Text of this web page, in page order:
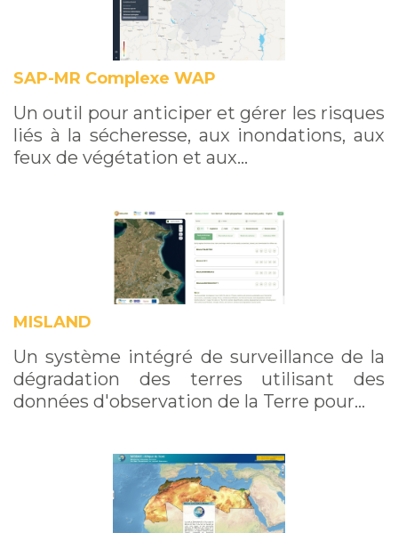
SAP-MR Complexe WAP
Un outil pour anticiper et gérer les risques
liés à la sécheresse, aux inondations, aux
feux de végétation et aux…
MISLAND
Un système intégré de surveillance de la
dégradation des terres utilisant des
données d'observation de la Terre pour…